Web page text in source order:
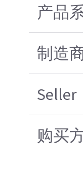
产品
制造
Seller
购买